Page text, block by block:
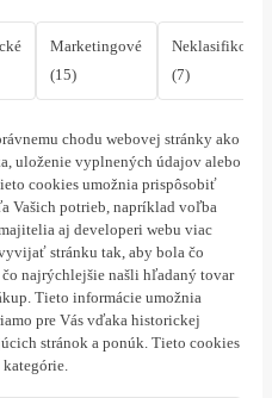
Marketingové
(15)
(7)
chodu webovej stránky ako
uloženie vyplnených údajov alebo
cookies umožnia prispôsobiť
Vašich potrieb, napríklad voľba
aj developeri webu viac
stránku tak, aby bola čo
najrýchlejšie našli hľadaný tovar
Tieto informácie umožnia
pre Vás vďaka historickej
stránok a ponúk. Tieto cookies